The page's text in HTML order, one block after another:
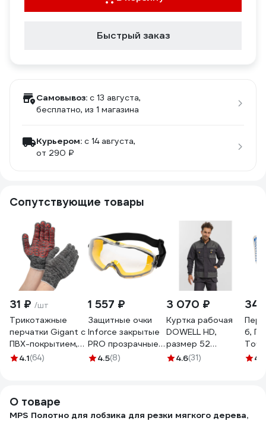
Быстрый заказ
Самовывоз: c 13 августа,
бесплатно, из 1 магазина
Курьером: c 14 августа,
от 290 ₽
Сопутствующие товары
31 ₽ /шт
Трикотажные
перчатки Gigant с
ПВХ-покрытием,
серые GGC-13
4.1(64)
1 557 ₽
Защитные очки
Inforce закрытые
PRO прозрачные
линзы 04-24-02
4.5(8)
3 070 ₽
Куртка рабочая
DOWELL HD,
размер 52
D81210-L
4.6(31)
34
б,
4.6
О товаре
MPS Полотно для лобзика для резки мягкого дерева,